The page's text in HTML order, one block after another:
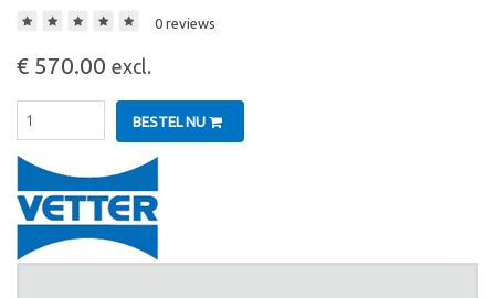
0 reviews
€ 570.00 excl.
BESTEL NU